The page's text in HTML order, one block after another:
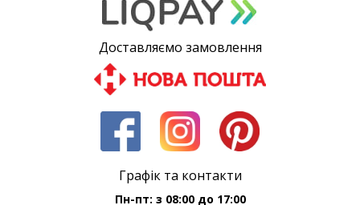
Доставляємо замовлення
Графік та контакти
Пн-пт: з 08:00 до 17:00